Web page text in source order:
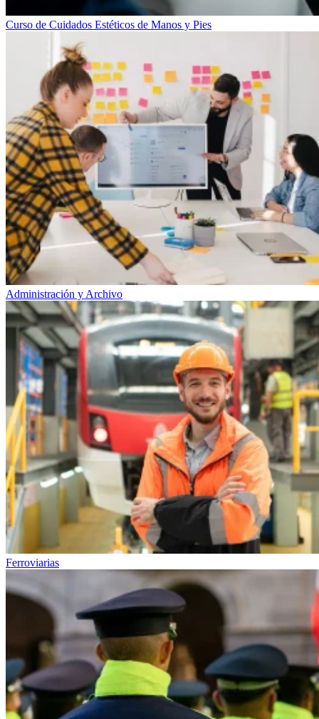
Curso de Cuidados Estéticos de Manos y Pies
Administración y Archivo
Ferroviarias